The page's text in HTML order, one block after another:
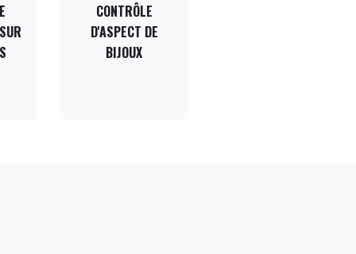
CONTRÔLE
D'ASPECT DE
BIJOUX